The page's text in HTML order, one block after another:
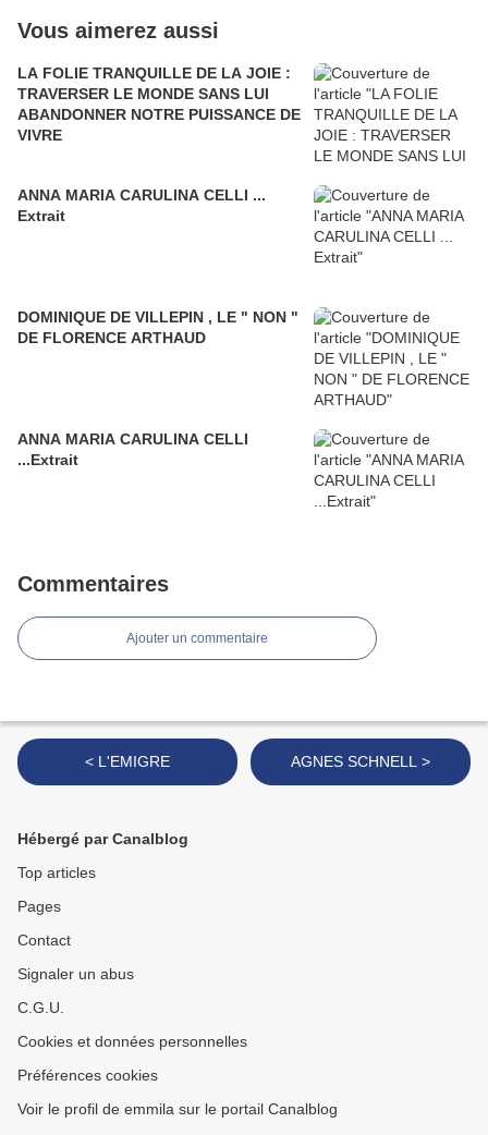
Vous aimerez aussi
LA FOLIE TRANQUILLE DE LA JOIE :
TRAVERSER LE MONDE SANS LUI
ABANDONNER NOTRE PUISSANCE DE
VIVRE
ANNA MARIA CARULINA CELLI ...
Extrait
DOMINIQUE DE VILLEPIN , LE " NON "
DE FLORENCE ARTHAUD
ANNA MARIA CARULINA CELLI
...Extrait
Commentaires
Ajouter un commentaire
< L'EMIGRE AGNES SCHNELL >
Hébergé par Canalblog
Top articles
Pages
Contact
Signaler un abus
C.G.U.
Cookies et données personnelles
Préférences cookies
Voir le profil de emmila sur le portail Canalblog